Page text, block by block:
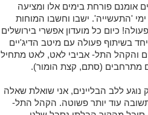
אומנם פורחת בימים אלו ומציעה
ימי 'התעשייה'. ישבו וחשבו המוחות
כיום כל מועדון אפשרי בירושלים
בשיתוף פעולה עם מיטב הדיג'יים
והקהל התל- אביבי לאט, לאט מתחיל
מתרחבים (סתם, קצת הומור).
ללב הבליינים, אני שואלת שאלה
עוד יותר פשוטה. הקהל התל-